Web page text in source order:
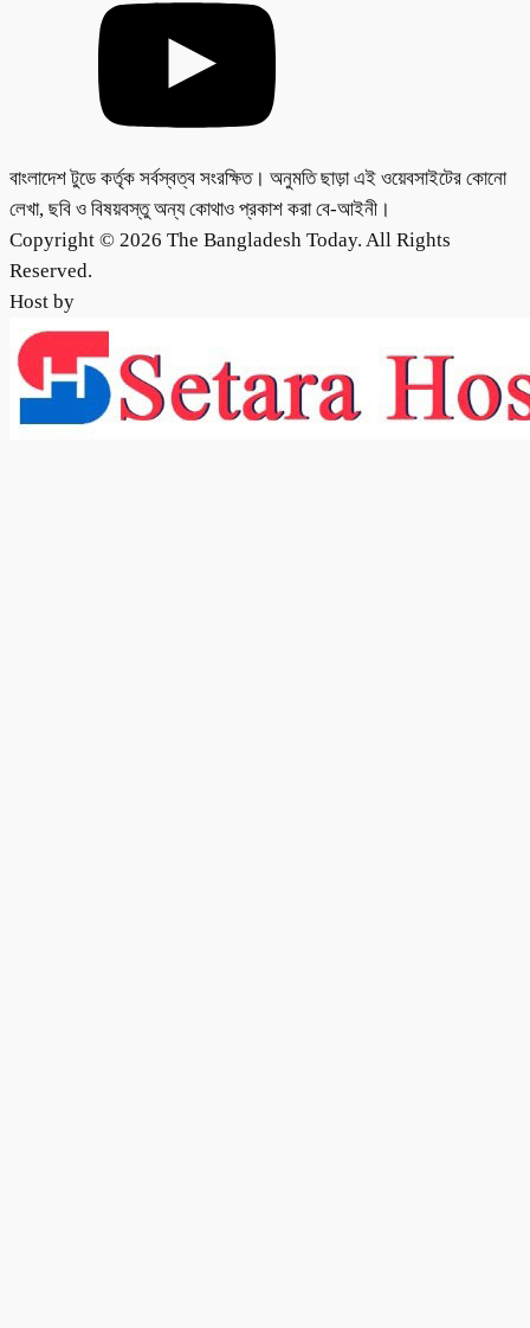
বাংলাদেশ টুডে কর্তৃক সর্বস্বত্ব সংরক্ষিত। অনুমতি ছাড়া এই ওয়েবসাইটের কোনো
লেখা, ছবি ও বিষয়বস্তু অন্য কোথাও প্রকাশ করা বে-আইনী।
Copyright © 2026 The Bangladesh Today. All Rights
Reserved.
Host by